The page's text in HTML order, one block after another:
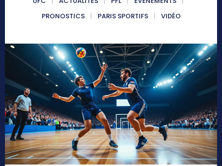
PRONOSTICS
PARIS SPORTIFS VIDÉO